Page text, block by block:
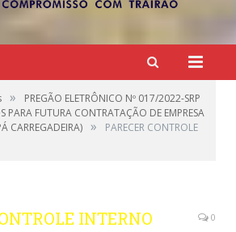
»
PREGÃO ELETRÔNICO Nº 017/2022-SRP
PARA FUTURA CONTRATAÇÃO DE EMPRESA
CARREGADEIRA) »
PARECER CONTROLE
INTERNO 0